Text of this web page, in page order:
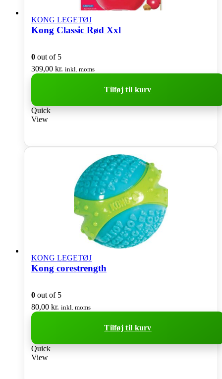
KONG LEGETØJ
Kong Classic Rød Xxl
0 out of 5
309,00 kr. inkl. moms
Tilføj til kurv
Quick
View
KONG LEGETØJ
Kong corestrength
0 out of 5
80,00 kr. inkl. moms
Tilføj til kurv
Quick
View